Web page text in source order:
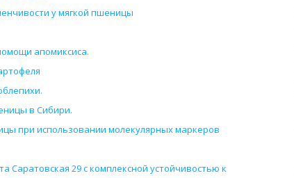
у мягкой пшеницы
апомиксиса.
в Сибири.
при использовании молекулярных маркеров
Саратовская 29 с комплексной устойчивостью к